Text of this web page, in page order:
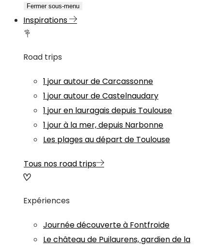
Fermer sous-menu
Inspirations
Road trips
1 jour autour de Carcassonne
1 jour autour de Castelnaudary
1 jour en lauragais depuis Toulouse
1 jour à la mer, depuis Narbonne
Les plages au départ de Toulouse
Tous nos road trips
Expériences
Journée découverte à Fontfroide
Le château de Puilaurens, gardien de la